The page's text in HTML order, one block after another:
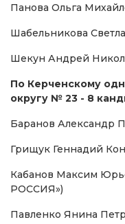
Панова Ольга
Шабельникова
Шекун Андрей
По Керченскому
округу № 23 - 8
Баранов Александр
Грищук Геннадий
Кабанов Максим
РОССИЯ»)
Павленко Янина